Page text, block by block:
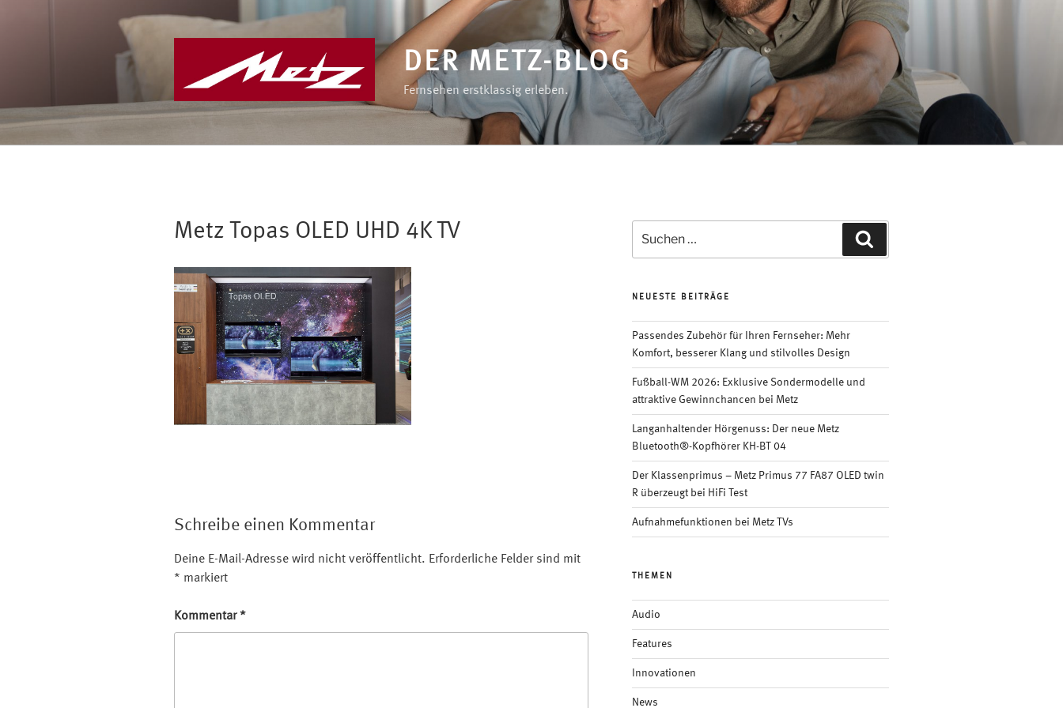
DER METZ-BLOG
Fernsehen erstklassig erleben.
Metz Topas OLED UHD 4K TV
Schreibe einen Kommentar
Deine E-Mail-Adresse wird nicht veröffentlicht. Erforderliche Felder sind mit
* markiert
Kommentar*
nach:
NEUESTE BEITRÄGE
Passendes Zubehör für Ihren Fernseher: Mehr
Komfort, besserer Klang und stilvolles Design
Fußball-WM 2026: Exklusive Sondermodelle und
attraktive Gewinnchancen bei Metz
Langanhaltender Hörgenuss: Der neue Metz
Bluetooth®-Kopfhörer KH-BT 04
Der Klassenprimus – Metz Primus 77 FA87 OLED twin
R überzeugt bei HiFi Test
Aufnahmefunktionen bei Metz TVs
THEMEN
Audio
Features
Innovationen
News